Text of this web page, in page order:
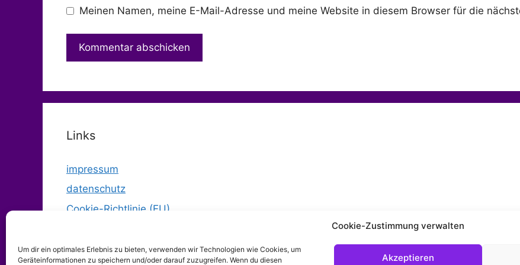
Cookie-Zustimmung verwalten
Um dir ein optimales Erlebnis zu bieten, verwenden wir Technologien wie Cookies, um
Geräteinformationen zu speichern und/oder darauf zuzugreifen. Wenn du diesen
Akzeptieren
Meinen Namen, meine E-Mail-Adresse und meine Website in diesem Browser für die
Links
impressum
datenschutz
Cookie-Richtlinie (EU)
© 2026 prideART Berlin e.V.• Erstellt mit